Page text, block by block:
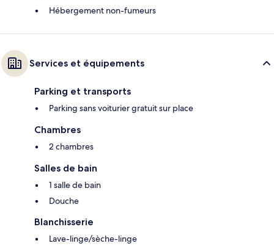
Hébergement non-fumeurs
Services et équipements
Parking et transports
Parking sans voiturier gratuit sur place
Chambres
2 chambres
Salles de bain
1 salle de bain
Douche
Blanchisserie
Lave-linge/sèche-linge